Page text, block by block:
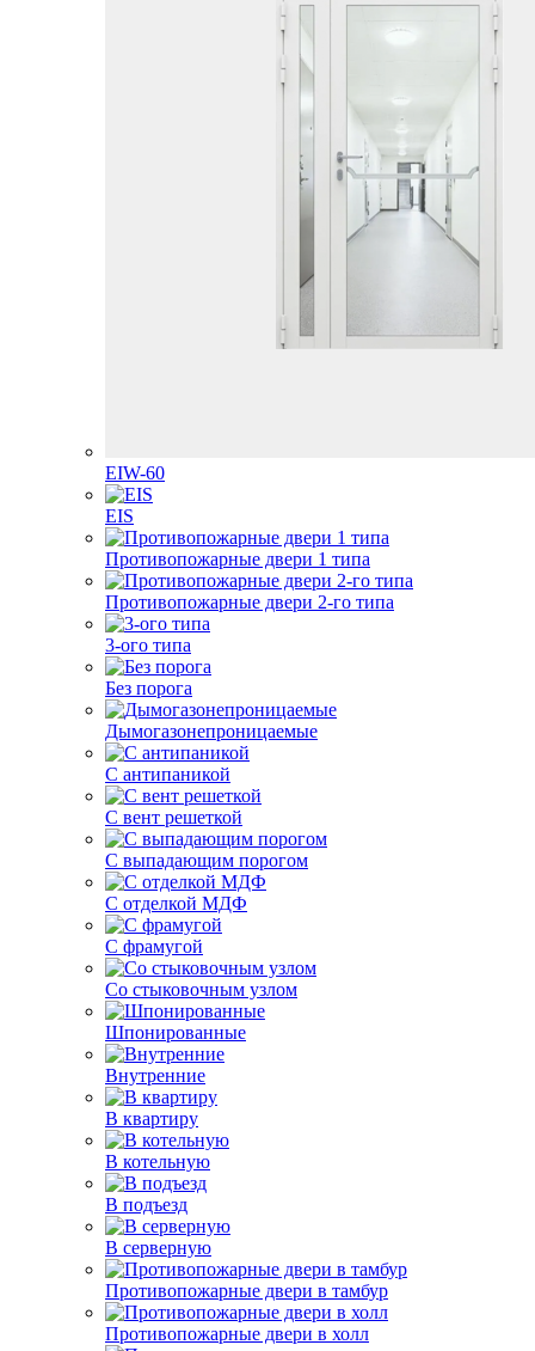
EIW-60
EIS
Противопожарные двери 1 типа
Противопожарные двери 2-го типа
3-ого типа
Без порога
Дымогазонепроницаемые
С антипаникой
С вент решеткой
С выпадающим порогом
С отделкой МДФ
С фрамугой
Со стыковочным узлом
Шпонированные
Внутренние
В квартиру
В котельную
В подъезд
В серверную
Противопожарные двери в тамбур
Противопожарные двери в холл